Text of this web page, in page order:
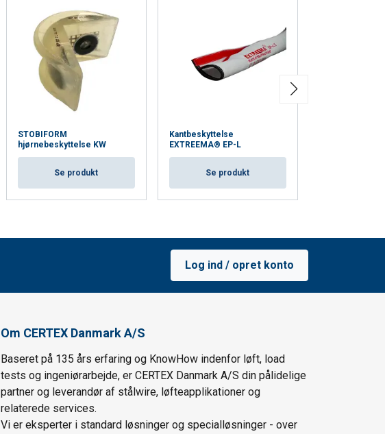
STOBIFORM
hjørnebeskyttelse KW
Se produkt
Kantbeskyttelse
EXTREEMA® EP-L
Se produkt
Log ind / opret konto
Om CERTEX Danmark A/S
Baseret på 135 års erfaring og KnowHow indenfor løft, load
tests og ingeniørarbejde, er CERTEX Danmark A/S din pålidelige
partner og leverandør af stålwire, løfteapplikationer og
relaterede services.
Vi er eksperter i standard løsninger og specialløsninger - over